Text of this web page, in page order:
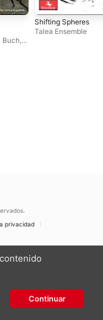
Buch,
Shifting Spheres
Talea Ensemble
privacidad
Continuar